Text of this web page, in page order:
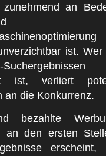
an
ist.
ist, verliert
an die Konkurrenz.
bezahlte
an den ersten
erscheint,